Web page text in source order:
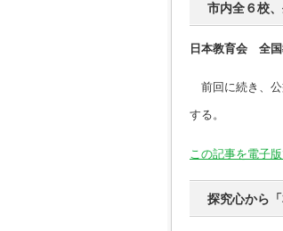
市内全６校
日本教育会 全
前回に続き、公
する。
この記事を電子
探究心から